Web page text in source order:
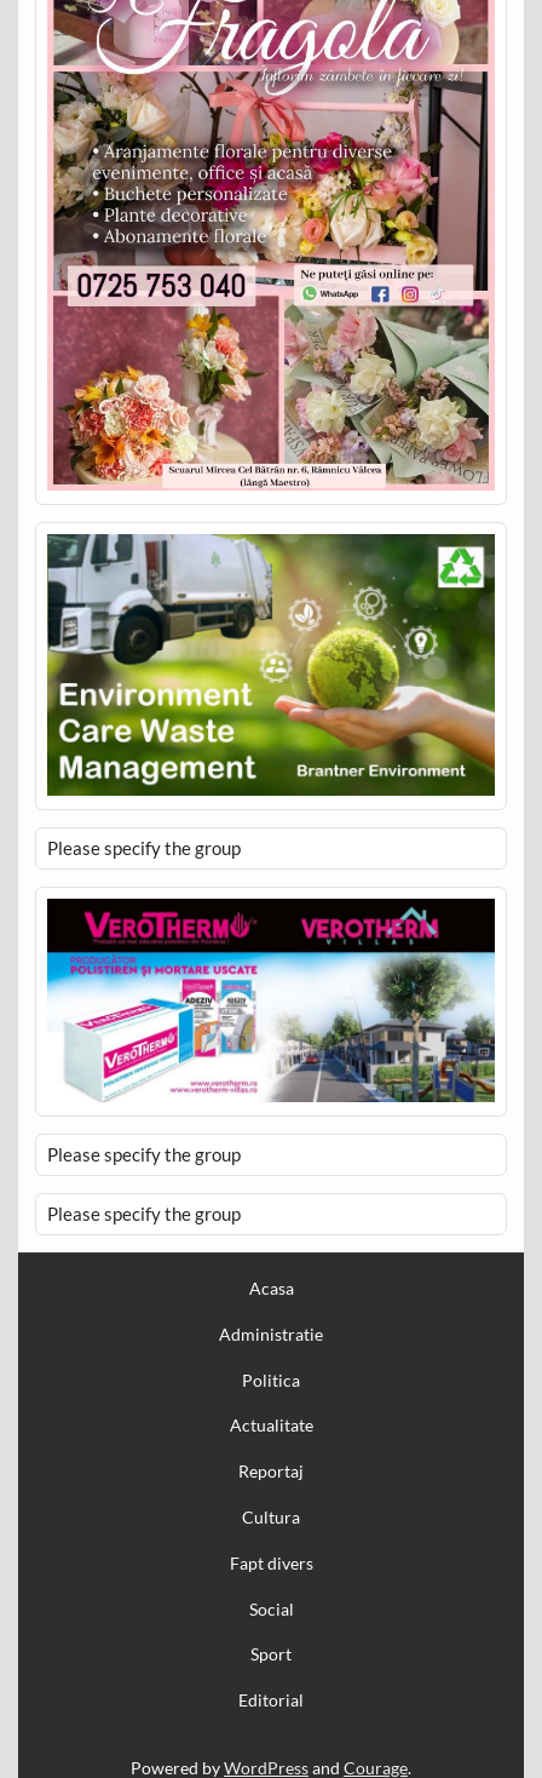
Please specify the group
Please specify the group
Please specify the group
Acasa
Administratie
Politica
Actualitate
Reportaj
Cultura
Fapt divers
Social
Sport
Editorial
Powered byWordPressand Courage.